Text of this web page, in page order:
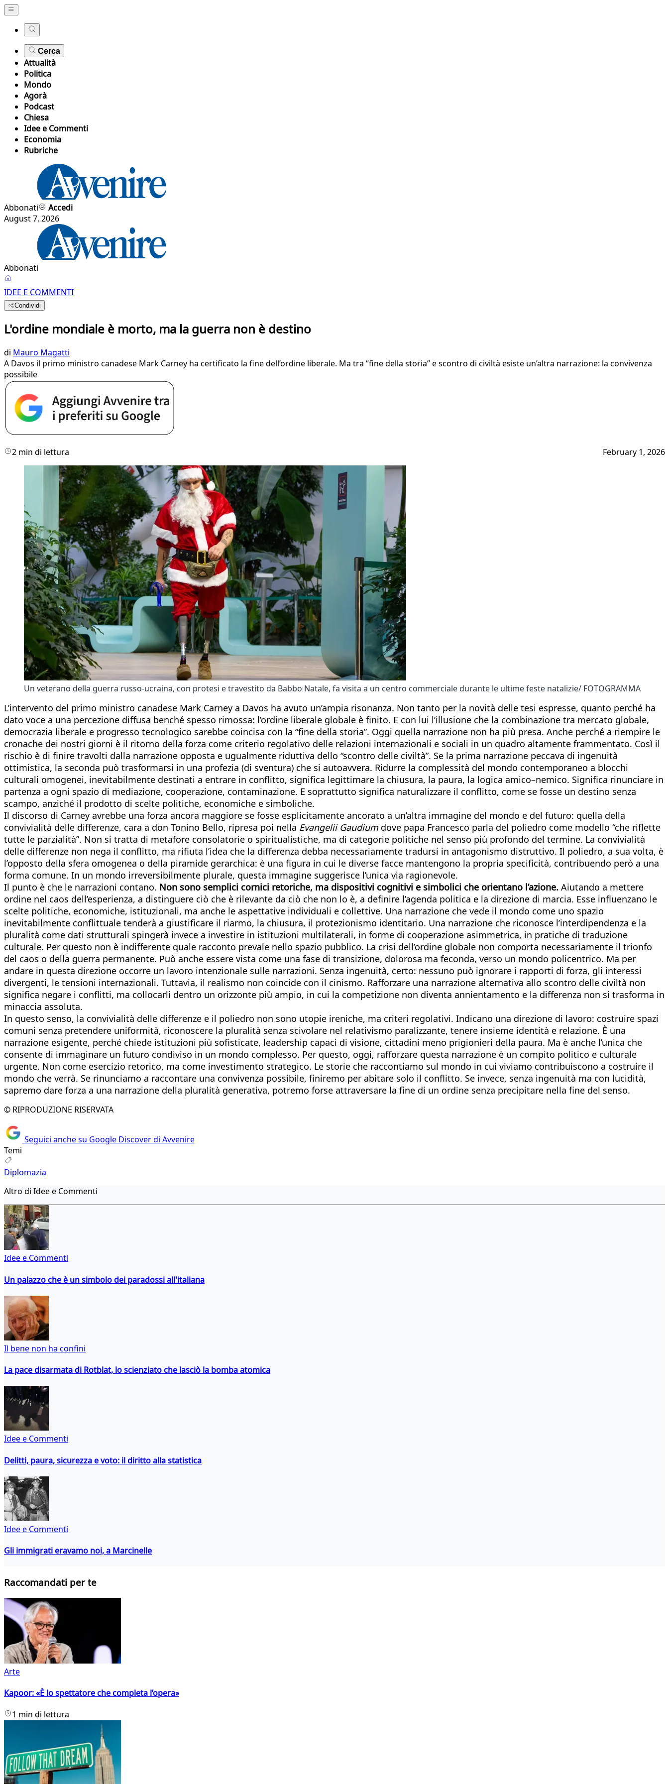
Cerca
Attualità
Politica
Mondo
Agorà
Podcast
Chiesa
Idee e Commenti
Economia
Rubriche
Abbonati
Accedi
August 7, 2026
Abbonati
IDEE E COMMENTI
Condividi
L'ordine mondiale è morto, ma la guerra non è destino
di Mauro Magatti
A Davos il primo ministro canadese Mark Carney ha certificato la fine dell’ordine liberale. Ma tra “fine della storia” e scontro di civiltà esiste un’altra narrazione: la convivenza
possibile
2 min di lettura February 1, 2026
Un veterano della guerra russo-ucraina, con protesi e travestito da Babbo Natale, fa visita a un centro commerciale durante le ultime feste natalizie/ FOTOGRAMMA
L’intervento del primo ministro canadese Mark Carney a Davos ha avuto un’ampia risonanza. Non tanto per la novità delle tesi espresse, quanto perché ha
dato voce a una percezione diffusa benché spesso rimossa: l’ordine liberale globale è finito. E con lui l’illusione che la combinazione tra mercato globale,
democrazia liberale e progresso tecnologico sarebbe coincisa con la “fine della storia”. Oggi quella narrazione non ha più presa. Anche perché a riempire le
cronache dei nostri giorni è il ritorno della forza come criterio regolativo delle relazioni internazionali e sociali in un quadro altamente frammentato. Così il
rischio è di finire travolti dalla narrazione opposta e ugualmente riduttiva dello “scontro delle civiltà”. Se la prima narrazione peccava di ingenuità
ottimistica, la seconda può trasformarsi in una profezia (di sventura) che si autoavvera. Ridurre la complessità del mondo contemporaneo a blocchi
culturali omogenei, inevitabilmente destinati a entrare in conflitto, significa legittimare la chiusura, la paura, la logica amico–nemico. Significa rinunciare in
partenza a ogni spazio di mediazione, cooperazione, contaminazione. E soprattutto significa naturalizzare il conflitto, come se fosse un destino senza
scampo, anziché il prodotto di scelte politiche, economiche e simboliche.
Il discorso di Carney avrebbe una forza ancora maggiore se fosse esplicitamente ancorato a un’altra immagine del mondo e del futuro: quella della
convivialità delle differenze, cara a don Tonino Bello, ripresa poi nella Evangelii Gaudiumdove papa Francesco parla del poliedro come modello “che riflette
tutte le parzialità”. Non si tratta di metafore consolatorie o spiritualistiche, ma di categorie politiche nel senso più profondo del termine. La convivialità
delle differenze non nega il conflitto, ma rifiuta l’idea che la differenza debba necessariamente tradursi in antagonismo distruttivo. Il poliedro, a sua volta, è
l’opposto della sfera omogenea o della piramide gerarchica: è una figura in cui le diverse facce mantengono la propria specificità, contribuendo però a una
forma comune. In un mondo irreversibilmente plurale, questa immagine suggerisce l’unica via ragionevole.
Il punto è che le narrazioni contano. Non sono semplici cornici retoriche, ma dispositivi cognitivi e simbolici che orientano l’azione. Aiutando a mettere
ordine nel caos dell’esperienza, a distinguere ciò che è rilevante da ciò che non lo è, a definire l’agenda politica e la direzione di marcia. Esse influenzano le
scelte politiche, economiche, istituzionali, ma anche le aspettative individuali e collettive. Una narrazione che vede il mondo come uno spazio
inevitabilmente conflittuale tenderà a giustificare il riarmo, la chiusura, il protezionismo identitario. Una narrazione che riconosce l’interdipendenza e la
pluralità come dati strutturali spingerà invece a investire in istituzioni multilaterali, in forme di cooperazione asimmetrica, in pratiche di traduzione
culturale. Per questo non è indifferente quale racconto prevale nello spazio pubblico. La crisi dell’ordine globale non comporta necessariamente il trionfo
del caos o della guerra permanente. Può anche essere vista come una fase di transizione, dolorosa ma feconda, verso un mondo policentrico. Ma per
andare in questa direzione occorre un lavoro intenzionale sulle narrazioni. Senza ingenuità, certo: nessuno può ignorare i rapporti di forza, gli interessi
divergenti, le tensioni internazionali. Tuttavia, il realismo non coincide con il cinismo. Rafforzare una narrazione alternativa allo scontro delle civiltà non
significa negare i conflitti, ma collocarli dentro un orizzonte più ampio, in cui la competizione non diventa annientamento e la differenza non si trasforma in
minaccia assoluta.
In questo senso, la convivialità delle differenze e il poliedro non sono utopie ireniche, ma criteri regolativi. Indicano una direzione di lavoro: costruire spazi
comuni senza pretendere uniformità, riconoscere la pluralità senza scivolare nel relativismo paralizzante, tenere insieme identità e relazione. È una
narrazione esigente, perché chiede istituzioni più sofisticate, leadership capaci di visione, cittadini meno prigionieri della paura. Ma è anche l’unica che
consente di immaginare un futuro condiviso in un mondo complesso. Per questo, oggi, rafforzare questa narrazione è un compito politico e culturale
urgente. Non come esercizio retorico, ma come investimento strategico. Le storie che raccontiamo sul mondo in cui viviamo contribuiscono a costruire il
mondo che verrà. Se rinunciamo a raccontare una convivenza possibile, finiremo per abitare solo il conflitto. Se invece, senza ingenuità ma con lucidità,
sapremo dare forza a una narrazione della pluralità generativa, potremo forse attraversare la fine di un ordine senza precipitare nella fine del senso.
© RIPRODUZIONE RISERVATA
Seguici anche su Google Discover di Avvenire
Temi
Diplomazia
Altro di Idee e Commenti
Idee e Commenti
Un palazzo che è un simbolo dei paradossi all'italiana
Il bene non ha confini
La pace disarmata di Rotblat, lo scienziato che lasciò la bomba atomica
Idee e Commenti
Delitti, paura, sicurezza e voto: il diritto alla statistica
Idee e Commenti
Gli immigrati eravamo noi, a Marcinelle
Raccomandati per te
Arte
Kapoor: «È lo spettatore che completa l’opera»
1 min di lettura